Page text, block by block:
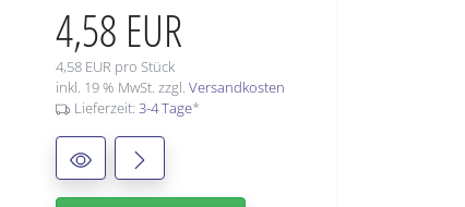
4,58 EUR
4,58 EUR pro Stück
inkl. 19 % MwSt. zzgl. Versandkosten
Lieferzeit: 3-4 Tage*